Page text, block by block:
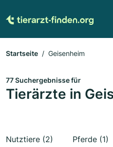
Startseite Geisenheim
77 Suchergebnisse für
Tierärzte in
Nutztiere (2) Pferde (1)